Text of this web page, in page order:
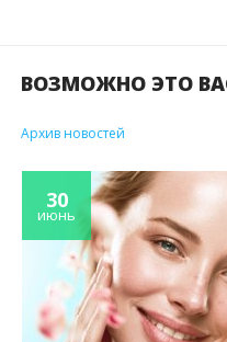
ВОЗМОЖНО ЭТО
Архив новостей
30
июнь